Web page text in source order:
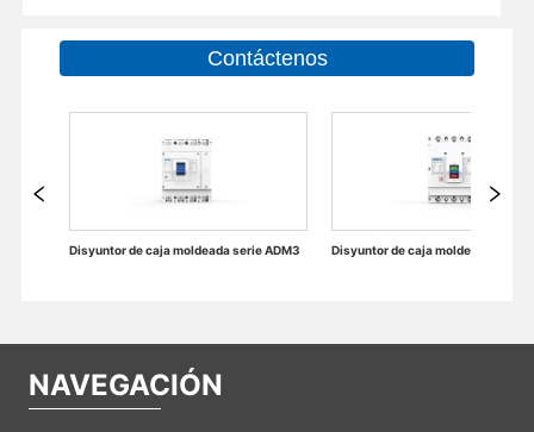
Contáctenos
moldeada serie ADM3 Disyuntor de caja moldeada serie ADM3
NAVEGACIÓN